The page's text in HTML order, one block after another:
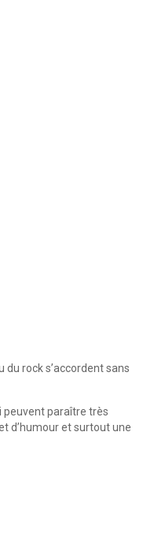
rock s’accordent sans
peuvent paraître très
d’humour et surtout une